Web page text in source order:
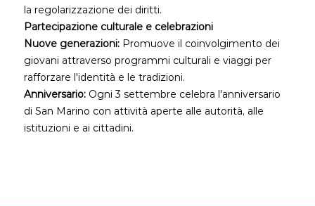
la regolarizzazione dei diritti.
Partecipazione culturale e celebrazioni
Nuove generazioni: Promuove il coinvolgimento dei
giovani attraverso programmi culturali e viaggi per
rafforzare l'identità e le tradizioni.
Anniversario: Ogni 3 settembre celebra l'anniversario
di San Marino con attività aperte alle autorità, alle
istituzioni e ai cittadini.